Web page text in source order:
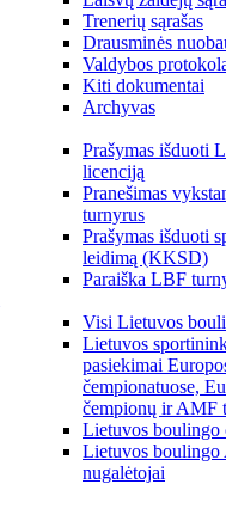
Trenerių sąrašas
Drausminės
Valdybos
Kiti dokumentai
Archyvas
Prašymas išduoti
licenciją
Pranešimas
turnyrus
Prašymas išduoti
leidimą (KKSD)
Paraiška LBF
Visi Lietuvos
Lietuvos
pasiekimai
čempionatuose,
čempionų ir AMF
Lietuvos boulingo
Lietuvos boulingo
nugalėtojai